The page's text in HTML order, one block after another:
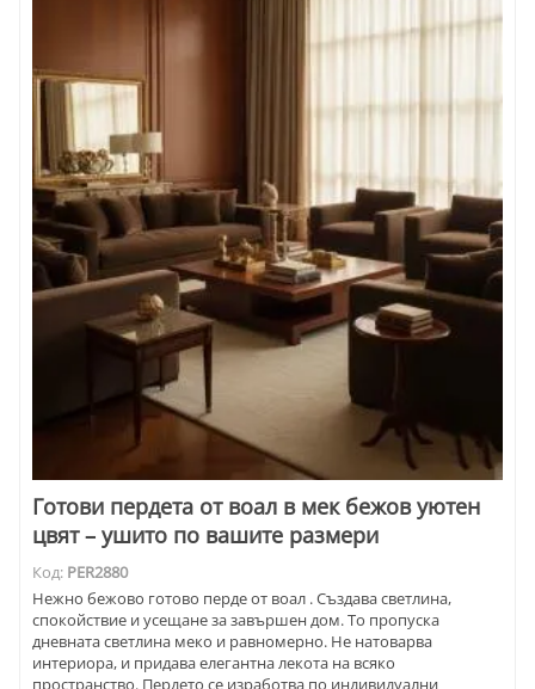
Готови пердета от воал в мек бежов уютен
цвят – ушито по вашите размери
Код: PER2880
Нежно бежово готово перде от воал . Създава светлина,
спокойствие и усещане за завършен дом. То пропуска
дневната светлина меко и равномерно. Не натоварва
интериора, и придава елегантна лекота на всяко